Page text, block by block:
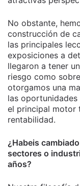
No obstante,
construcción de
las principales
exposiciones a
llegaron a tener
riesgo como
otorgamos una
las
el principal motor
rentabilidad.
¿Habeis
sectores o
años?